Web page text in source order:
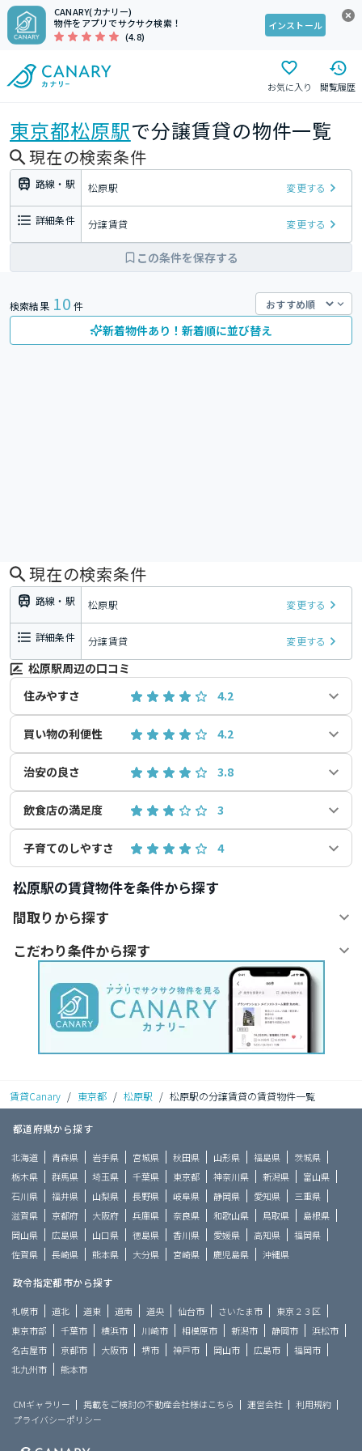
CANARY(カナリー)
物件をアプリでサクサク検索！
(4.8)
インストール
お気に入り 閲覧履歴
東京都松原駅で分譲賃貸の物件一覧
現在の検索条件
路線・駅 松原駅 変更する
詳細条件 分譲賃貸 変更する
この条件を保存する
検索結果 10 件
新着物件あり！新着順に並び替え
現在の検索条件
路線・駅 松原駅 変更する
詳細条件 分譲賃貸 変更する
松原駅周辺の口コミ
住みやすさ
4.2
買い物の利便性 4.2
治安の良さ 3.8
飲食店の満足度 3
子育てのしやすさ 4
松原駅の賃貸物件を条件から探す
間取りから探す
こだわり条件から探す
賃貸Canary / 東京都 / 松原駅 / 松原駅の分譲賃貸の賃貸物件一覧
都道府県から探す
北海道 青森県 岩手県 宮城県 秋田県 山形県 福島県
茨城県
栃木県
群馬県 埼玉県 千葉県 東京都 神奈川県 新潟県
富山県
石川県
福井県 山梨県 長野県 岐阜県 静岡県 愛知県
三重県
滋賀県
京都府 大阪府 兵庫県 奈良県 和歌山県 鳥取県
島根県
岡山県
広島県 山口県 徳島県 香川県 愛媛県 高知県
福岡県
佐賀県
長崎県 熊本県 大分県 宮崎県 鹿児島県 沖縄県
政令指定都市から探す
札幌市 道北 道東 道南 道央 仙台市 さいたま市
東京２３区
東京市部
千葉市 横浜市 川崎市 相模原市 新潟市 静岡市
浜松市
名古屋市
京都市 大阪市 堺市 神戸市 岡山市 広島市
福岡市
北九州市
熊本市
CMギャラリー 掲載をご検討の不動産会社様はこちら 運営会社
利用規約
プライバシーポリシー